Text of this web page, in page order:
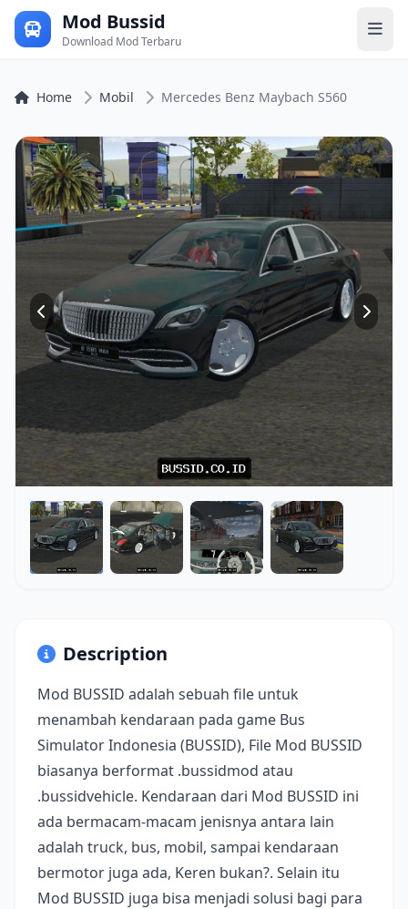
Mod Bussid
Download Mod Terbaru
Home Mobil Mercedes Benz Maybach S560
Description
Mod BUSSID adalah sebuah file untuk
menambah kendaraan pada game Bus
Simulator Indonesia (BUSSID), File Mod BUSSID
biasanya berformat .bussidmod atau
.bussidvehicle. Kendaraan dari Mod BUSSID ini
ada bermacam-macam jenisnya antara lain
adalah truck, bus, mobil, sampai kendaraan
bermotor juga ada, Keren bukan?. Selain itu
Mod BUSSID juga bisa menjadi solusi bagi para